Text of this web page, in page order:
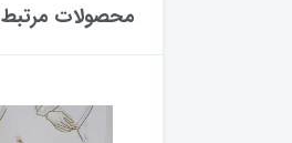
محصولات مرتبط